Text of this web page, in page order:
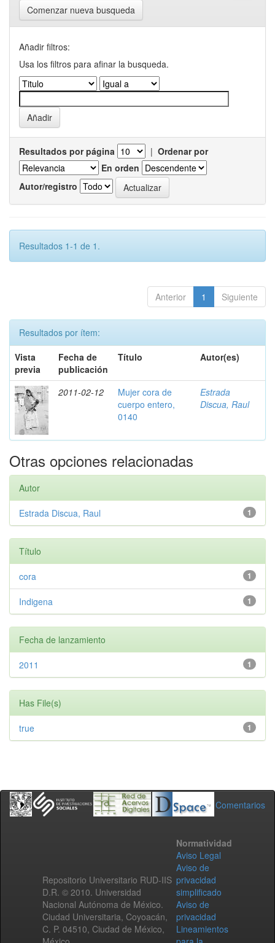
Comenzar nueva busqueda
Añadir filtros:
Usa los filtros para afinar la busqueda.
Resultados por página | Ordenar por
En orden
Autor/registro
Resultados 1-1 de 1.
Anterior 1 Siguiente
Resultados por ítem:
Vista
previa
Fecha de
publicación
Título Autor(es)
2011-02-12
Mujer cora de
cuerpo entero,
0140
Estrada
Discua, Raul
Otras opciones relacionadas
Autor
1
Estrada Discua, Raul
Título
1
cora
1
Indigena
Fecha de lanzamiento
1
2011
Has File(s)
1
true
Comentarios
Repositorio Universitario RUD-IIS
D.R. © 2010. Universidad
Nacional Autónoma de México.
Ciudad Universitaria, Coyoacán,
C. P. 04510, Ciudad de México,
Normatividad
Aviso Legal
Aviso de
privacidad
simplificado
Aviso de
privacidad
Lineamientos